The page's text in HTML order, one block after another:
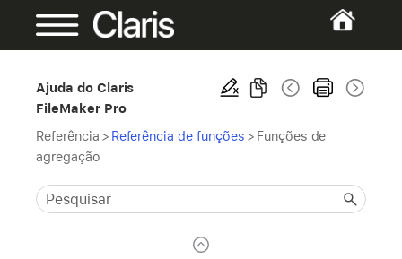
Ajuda do Claris
FileMaker Pro
Referência > Referência de funções > Funções de
agregação